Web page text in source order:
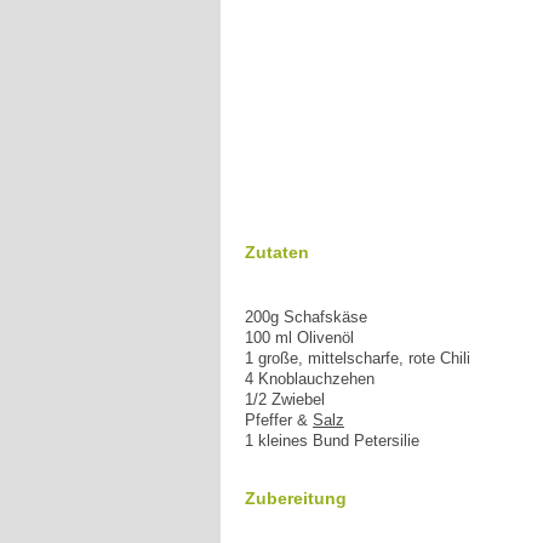
Zutaten
200g Schafskäse
100 ml Olivenöl
1 große, mittelscharfe, rote Chili
4 Knoblauchzehen
1/2 Zwiebel
Pfeffer & Salz
1 kleines Bund Petersilie
Zubereitung